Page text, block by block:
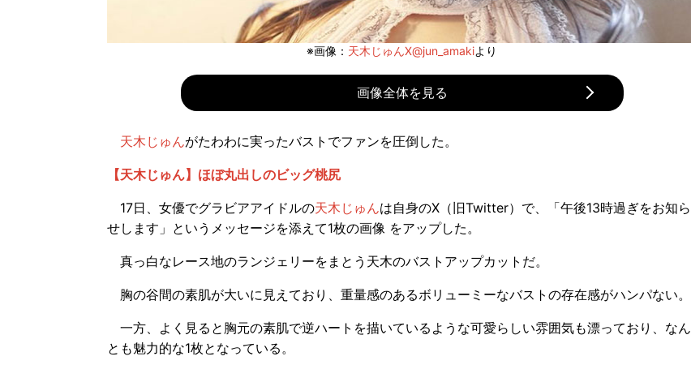
※画像： 天木じゅんX@jun_amakiより
画像全体を見る
天木じゅんがたわわに実ったバストでファンを圧倒した。
【天木じゅん】ほぼ丸出しのビッグ桃尻
17日、女優でグラビアアイドルの天木じゅんは自身のX（旧Twitter）で、「午後13時過ぎをお知ら
せします」というメッセージを添えて1枚の画像 をアップした。
真っ白なレース地のランジェリーをまとう天木のバストアップカットだ。
胸の谷間の素肌が大いに見えており、重量感のあるボリューミーなバストの存在感がハンパない。
一方、よく見ると胸元の素肌で逆ハートを描いているような可愛らしい雰囲気も漂っており、なん
とも魅力的な1枚となっている。